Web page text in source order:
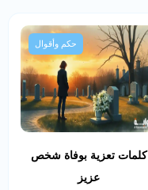
حكم وأقوال
كلمات تعزية بوفاة شخص
عزيز